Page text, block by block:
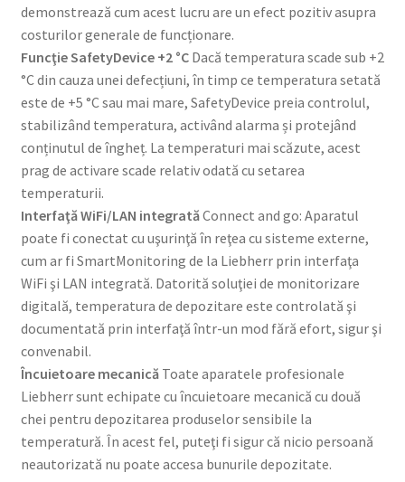
demonstrează cum acest lucru are un efect pozitiv asupra
costurilor generale de funcționare.
Funcţie SafetyDevice +2 °CDacă temperatura scade sub +2
°C din cauza unei defecțiuni, în timp ce temperatura setată
este de +5 °C sau mai mare, SafetyDevice preia controlul,
stabilizând temperatura, activând alarma și protejând
conținutul de îngheț. La temperaturi mai scăzute, acest
prag de activare scade relativ odată cu setarea
temperaturii.
Interfaţă WiFi/LAN integratăConnect and go: Aparatul
poate fi conectat cu uşurinţă în reţea cu sisteme externe,
cum ar fi SmartMonitoring de la Liebherr prin interfaţa
WiFi şi LAN integrată. Datorită soluţiei de monitorizare
digitală, temperatura de depozitare este controlată şi
documentată prin interfaţă într-un mod fără efort, sigur şi
convenabil.
Încuietoare mecanicăToate aparatele profesionale
Liebherr sunt echipate cu încuietoare mecanică cu două
chei pentru depozitarea produselor sensibile la
temperatură. În acest fel, puteţi fi sigur că nicio persoană
neautorizată nu poate accesa bunurile depozitate.